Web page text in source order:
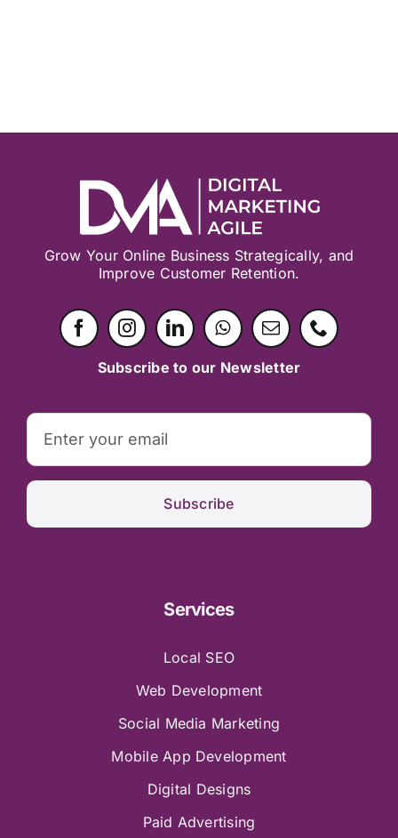
Grow Your Online Business Strategically, and
Improve Customer Retention.
Subscribe to our Newsletter
Subscribe
Services
Local SEO
Web Development
Social Media Marketing
Mobile App Development
Digital Designs
Paid Advertising